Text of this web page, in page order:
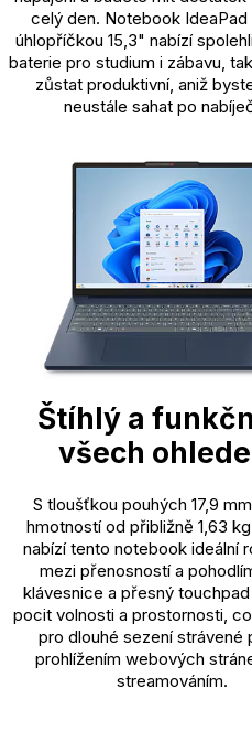
celý den. Notebook IdeaPad
úhlopříčkou 15,3" nabízí
baterie pro studium i zábavu,
zůstat produktivní, aniž
neustále sahat po
Štíhlý a
všech
S tloušťkou pouhých 17,9
hmotností od přibližně 1,63
nabízí tento notebook ideální
mezi přenosností a
klávesnice a přesný
pocit volnosti a prostornosti,
pro dlouhé sezení strávené
prohlížením webových
streamováním.